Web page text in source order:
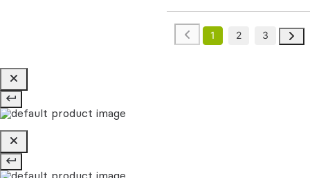
1 2 3